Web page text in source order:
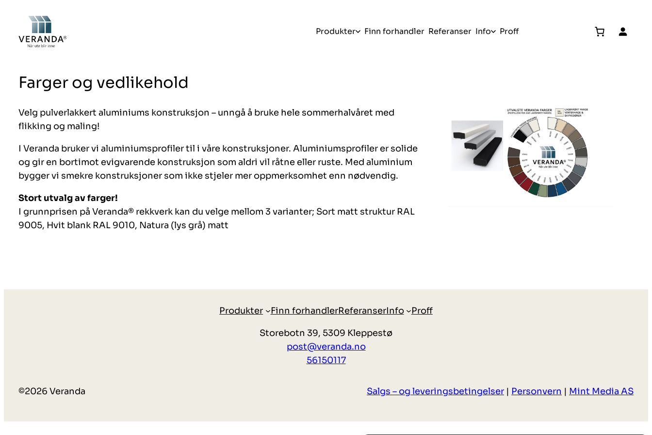
innhold
Produkter Finn forhandler Referanser Info Proff
Farger og vedlikehold
Velg pulverlakkert aluminiums konstruksjon – unngå å bruke hele sommerhalvåret med
flikking og maling!
I Veranda bruker vi aluminiumsprofiler til i våre konstruksjoner. Aluminiumsprofiler er solide
og gir en bortimot evigvarende konstruksjon som aldri vil råtne eller ruste. Med aluminium
bygger vi smekre konstruksjoner som ikke stjeler mer oppmerksomhet enn nødvendig.
Stort utvalg av farger!
I grunnprisen på Veranda® rekkverk kan du velge mellom 3 varianter; Sort matt struktur RAL
9005, Hvit blank RAL 9010, Natura (lys grå) matt
Produkter Finn forhandlerReferanserInfo Proff
Storebotn 39, 5309 Kleppestø
post@veranda.no
56150117
©2026 Veranda Salgs – og leveringsbetingelser | Personvern | Mint Media AS